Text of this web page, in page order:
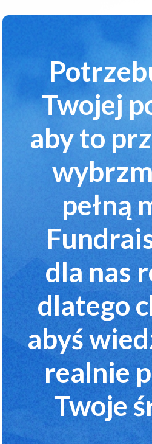
Twojej
aby to
pełną
dla nas
dlatego
abyś
realnie
Twoje